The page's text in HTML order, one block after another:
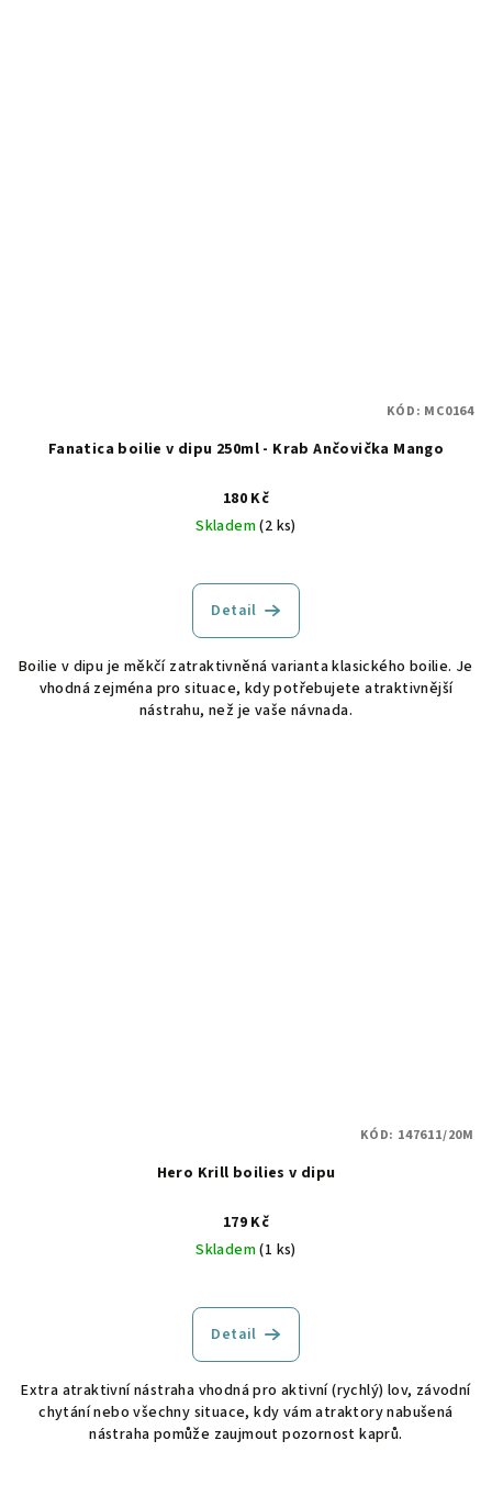
Fanatica boilie v dipu 250ml - Krab Ančovička Mango
180 Kč
Skladem(2 ks)
Detail
Boilie v dipu je měkčí zatraktivněná varianta klasického boilie. Je
vhodná zejména pro situace, kdy potřebujete atraktivnější
nástrahu, než je vaše návnada.
KÓD: MC0164
Hero Krill boilies v dipu
179 Kč
Skladem(1 ks)
Detail
Extra atraktivní nástraha vhodná pro aktivní (rychlý) lov, závodní
chytání nebo všechny situace, kdy vám atraktory nabušená
nástraha pomůže zaujmout pozornost kaprů.
KÓD: 147611/20M